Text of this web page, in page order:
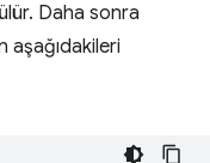
Daha sonra
aşağıdakileri